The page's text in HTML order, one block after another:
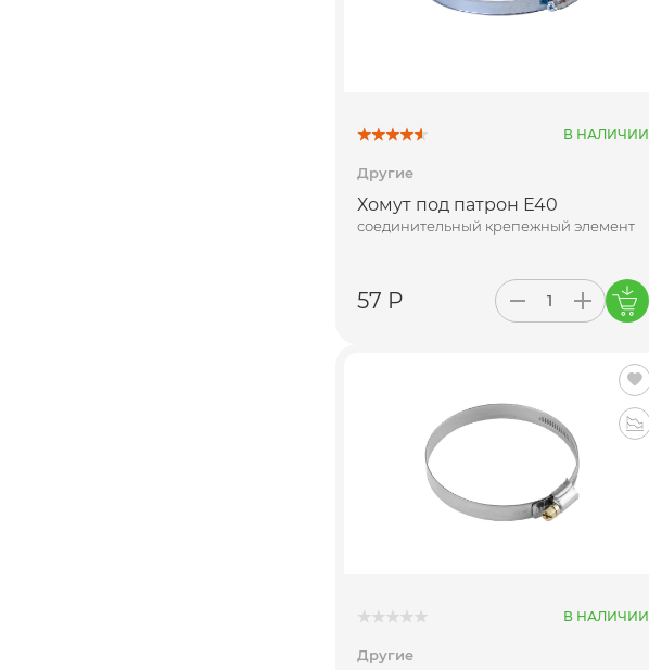
В НАЛИЧИИ
Другие
Хомут под патрон Е40
соединительный крепежный элемент
57 Р
В НАЛИЧИИ
Другие